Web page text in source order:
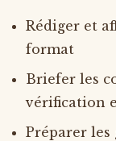
Rédiger et
format
Briefer les
vérification
Préparer